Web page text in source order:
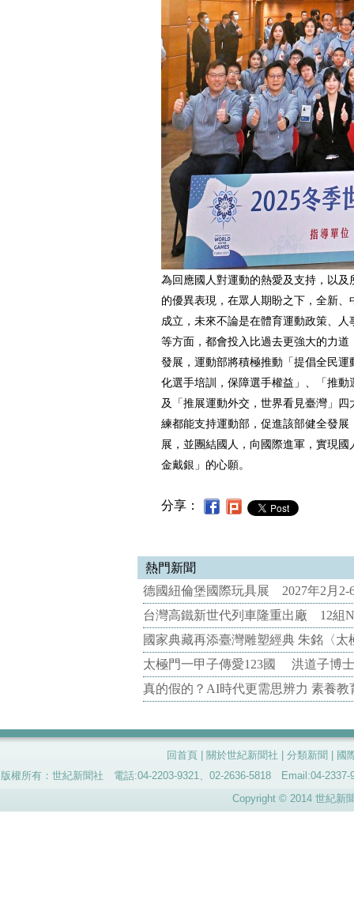
為回應國人對運動的熱愛及支持，以
的優異表現，在眾人期盼之下，全新
成立，未來不論是在體育運動政策、
等方面，都會投入比過去更強大的力
發展，運動部將積極推動「提倡全民
化選手培訓，保障選手權益」、「推
及「推展運動外交，世界看見臺灣」
練都能支持運動部，促進該部健全發
展，並團結國人，向國際進軍，實現
金戴銀」的心願。
分享：
熱門新聞
德國紐倫堡國際玩具展 2027年2月2-
台灣高鐵新世代列車隆重出廠 12組
國家典藏再添臺灣雕塑經典 朱銘〈
太極門一甲子傳愛123國 洪道子博
真的假的？AI時代更需思辨力 素養
回首頁 關於世紀新聞社 分類新聞
國
版權所有：世紀新聞社 電話:04-2203-9321、02-2636-5818 Email:04-
Copyright © 2014 世紀新